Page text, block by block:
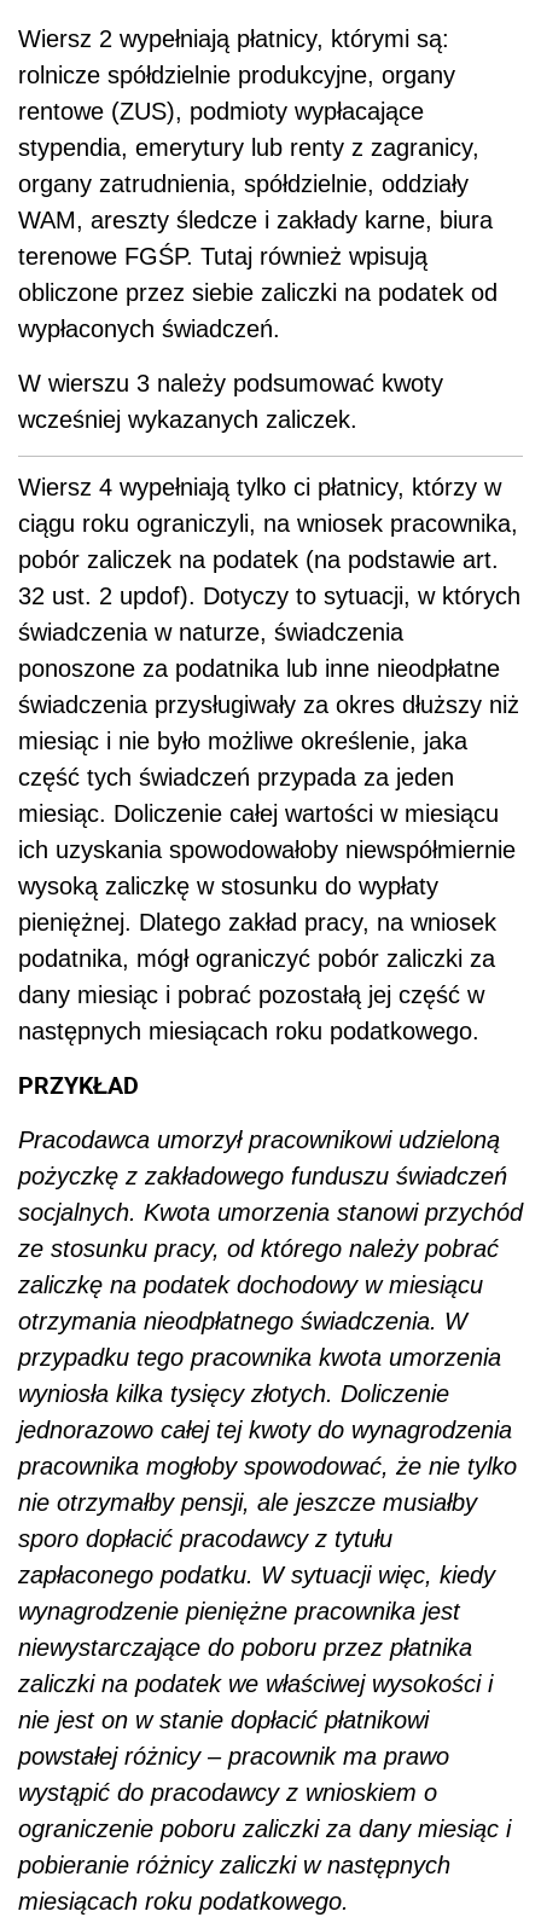
Wiersz 2 wypełniają płatnicy, którymi są:
rolnicze spółdzielnie produkcyjne, organy
rentowe (ZUS), podmioty wypłacające
stypendia, emerytury lub renty z zagranicy,
organy zatrudnienia, spółdzielnie, oddziały
WAM, areszty śledcze i zakłady karne, biura
terenowe FGŚP. Tutaj również wpisują
obliczone przez siebie zaliczki na podatek od
wypłaconych świadczeń.
W wierszu 3 należy podsumować kwoty
wcześniej wykazanych zaliczek.
Wiersz 4 wypełniają tylko ci płatnicy, którzy w
ciągu roku ograniczyli, na wniosek pracownika,
pobór zaliczek na podatek (na podstawie art.
32 ust. 2 updof). Dotyczy to sytuacji, w których
świadczenia w naturze, świadczenia
ponoszone za podatnika lub inne nieodpłatne
świadczenia przysługiwały za okres dłuższy niż
miesiąc i nie było możliwe określenie, jaka
część tych świadczeń przypada za jeden
miesiąc. Doliczenie całej wartości w miesiącu
ich uzyskania spowodowałoby niewspółmiernie
wysoką zaliczkę w stosunku do wypłaty
pieniężnej. Dlatego zakład pracy, na wniosek
podatnika, mógł ograniczyć pobór zaliczki za
dany miesiąc i pobrać pozostałą jej część w
następnych miesiącach roku podatkowego.
PRZYKŁAD
Pracodawca umorzył pracownikowi udzieloną
pożyczkę z zakładowego funduszu świadczeń
socjalnych. Kwota umorzenia stanowi przychód
ze stosunku pracy, od którego należy pobrać
zaliczkę na podatek dochodowy w miesiącu
otrzymania nieodpłatnego świadczenia. W
przypadku tego pracownika kwota umorzenia
wyniosła kilka tysięcy złotych. Doliczenie
jednorazowo całej tej kwoty do wynagrodzenia
pracownika mogłoby spowodować, że nie tylko
nie otrzymałby pensji, ale jeszcze musiałby
sporo dopłacić pracodawcy z tytułu
zapłaconego podatku. W sytuacji więc, kiedy
wynagrodzenie pieniężne pracownika jest
niewystarczające do poboru przez płatnika
zaliczki na podatek we właściwej wysokości i
nie jest on w stanie dopłacić płatnikowi
powstałej różnicy – pracownik ma prawo
wystąpić do pracodawcy z wnioskiem o
ograniczenie poboru zaliczki za dany miesiąc i
pobieranie różnicy zaliczki w następnych
miesiącach roku podatkowego.